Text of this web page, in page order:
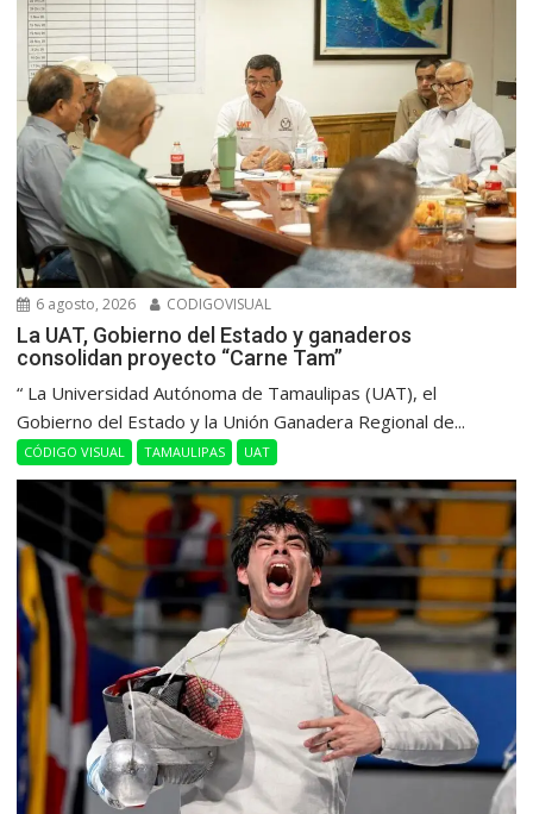
6 agosto, 2026 CODIGOVISUAL
La UAT, Gobierno del Estado y ganaderos
consolidan proyecto “Carne Tam”
“ La Universidad Autónoma de Tamaulipas (UAT), el
Gobierno del Estado y la Unión Ganadera Regional de...
CÓDIGO VISUAL TAMAULIPAS UAT